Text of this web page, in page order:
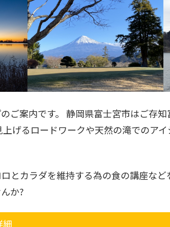
ご案内です。 静岡県富士宮市はご存
上げるロードワークや天然の滝でのア
とカラダを維持する為の食の講座な
か?
細